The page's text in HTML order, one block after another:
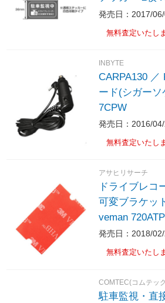
発売日：2017/
無料査定いたし
INBYTE
CARPA130 ／
ード(シガー
7CPW
発売日：2016/04/
無料査定いたし
アサヒリサーチ
ドライブレコ
可変ブラケッ
veman 720ATP
発売日：2018/
無料査定いたし
COMTEC(コムテッ
駐車監視・直接